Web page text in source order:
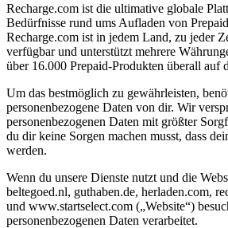
Recharge.com ist die ultimative globale
Bedürfnisse rund ums Aufladen von
Recharge.com ist in jedem Land, zu jeder
verfügbar und unterstützt mehrere
über 16.000 Prepaid-Produkten überall auf
Um das bestmöglich zu gewährleisten,
personenbezogene Daten von dir. Wir
personenbezogenen Daten mit größter
du dir keine Sorgen machen musst, dass
werden.
Wenn du unsere Dienste nutzt und die
beltegoed.nl, guthaben.de, herladen.com,
und www.startselect.com („Website“)
personenbezogenen Daten verarbeitet.